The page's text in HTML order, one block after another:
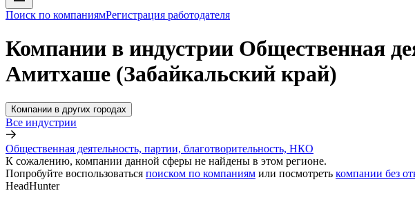
Поиск по компаниямРегистрация работодателя
Компании в индустрии Общественная
Амитхаше (Забайкальский край)
Компании в других городах
Все индустрии
Общественная деятельность, партии, благотворительность, НКО
К сожалению, компании данной сферы не найдены в этом регионе.
Попробуйте воспользоваться поиском по компаниям или посмотреть компании без
HeadHunter